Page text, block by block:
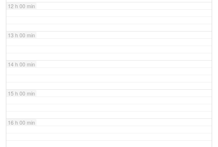
12 h 00 min
13 h 00 min
14 h 00 min
15 h 00 min
16 h 00 min